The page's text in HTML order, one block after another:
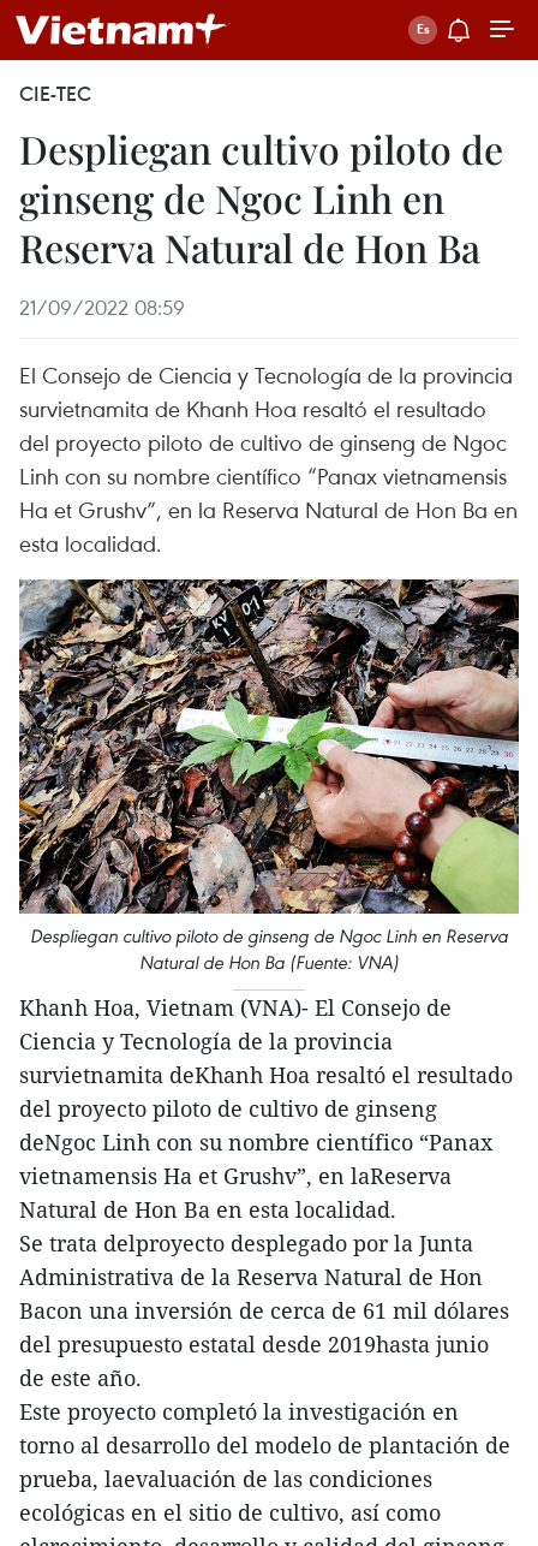
CIE-TEC
Despliegan cultivo piloto de
ginseng de Ngoc Linh en
Reserva Natural de Hon Ba
21/09/2022 08:59
El Consejo de Ciencia y Tecnología de la provincia
survietnamita de Khanh Hoa resaltó el resultado
del proyecto piloto de cultivo de ginseng de Ngoc
Linh con su nombre científico “Panax vietnamensis
Ha et Grushv”, en la Reserva Natural de Hon Ba en
esta localidad.
Despliegan cultivo piloto de ginseng de Ngoc Linh en Reserva
Natural de Hon Ba (Fuente: VNA)
Khanh Hoa, Vietnam (VNA)- El Consejo de
Ciencia y Tecnología de la provincia
survietnamita deKhanh Hoa resaltó el resultado
del proyecto piloto de cultivo de ginseng
deNgoc Linh con su nombre científico “Panax
vietnamensis Ha et Grushv”, en laReserva
Natural de Hon Ba en esta localidad.
Se trata delproyecto desplegado por la Junta
Administrativa de la Reserva Natural de Hon
Bacon una inversión de cerca de 61 mil dólares
del presupuesto estatal desde 2019hasta junio
de este año.
Este proyecto completó la investigación en
torno al desarrollo del modelo de plantación de
prueba, laevaluación de las condiciones
ecológicas en el sitio de cultivo, así como